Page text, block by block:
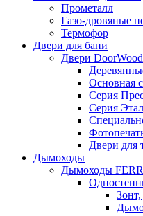
Прометалл
Газо-дровяные
Термофор
Двери для бани
Двери DoorWood
Основная
Серия
Серия
Двери для
Дымоходы
Дымоходы